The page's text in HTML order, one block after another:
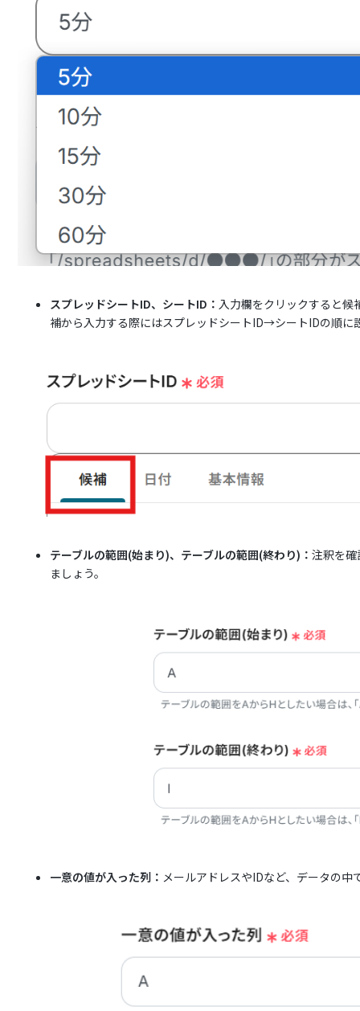
スプレッドシートID、シートID：入力欄をクリックすると候
補から入力する際にはスプレッドシートID→シートIDの順に
テーブルの範囲(始まり)、テーブルの範囲(終わり)：注釈を
ましょう。
一意の値が入った列： メールアドレスやIDなど、データの